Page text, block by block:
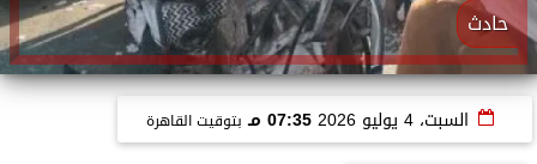
حادث
السبت، 4 يوليو 2026 07:35 مـ بتوقيت القاهرة